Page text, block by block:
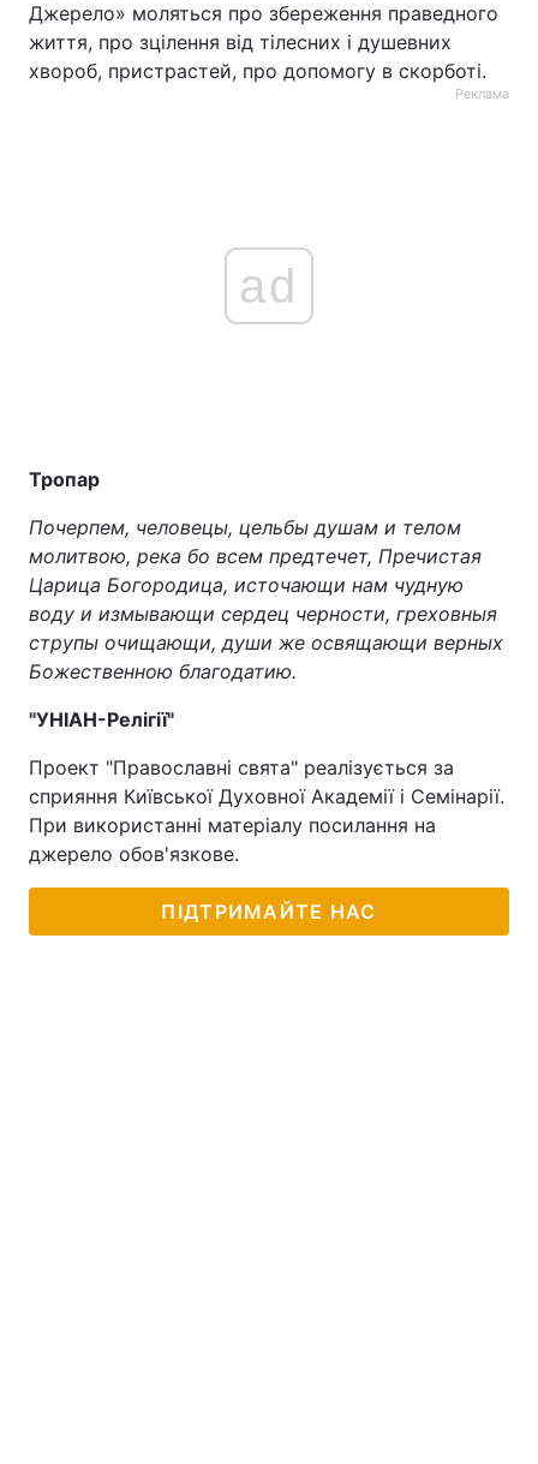
Джерело» моляться про збереження праведного
життя, про зцілення від тілесних і душевних
хвороб, пристрастей, про допомогу в скорботі.
Реклама
ad
Тропар
Почерпем, человецы, цельбы душам и телом
молитвою, река бо всем предтечет, Пречистая
Царица Богородица, источающи нам чудную
воду и измывающи сердец черности, греховныя
струпы очищающи, души же освящающи верных
Божественною благодатию.
"УНІАН-Релігії"
Проект "Православні свята" реалізується за
сприяння Київської Духовної Академії і Семінарії.
При використанні матеріалу посилання на
джерело обов'язкове.
ПІДТРИМАЙТЕ НАС